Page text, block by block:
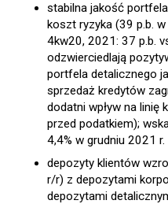
stabilna jakość
koszt ryzyka (39 p.b.
4kw20, 2021: 37 p.b.
odzwierciedlają
portfela detalicznego
sprzedaż kredytów
dodatni wpływ na linię
przed podatkiem);
4,4% w grudniu 2021
depozyty klientów
r/r) z depozytami
depozytami